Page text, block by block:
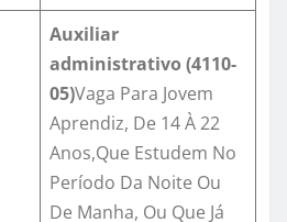
Auxiliar
administrativo (4110-
05)Vaga Para Jovem
Aprendiz, De 14 À 22
Anos,Que Estudem No
Período Da Noite Ou
De Manha, Ou Que Já